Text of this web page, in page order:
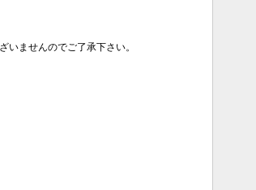
いませんのでご了承下さい。